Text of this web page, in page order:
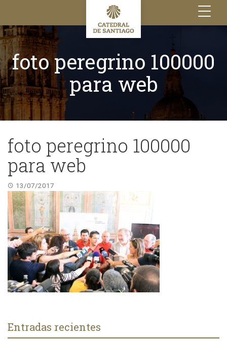
Toggle
navigation
foto peregrino 100000
para web
foto peregrino 100000
para web
13/07/2017
Entradas recientes